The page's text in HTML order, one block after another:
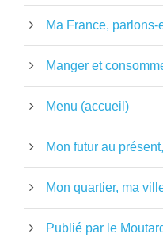
Ma France, parlons-
Manger et
Menu (accueil)
Mon futur au
Mon quartier, ma
Publié par le